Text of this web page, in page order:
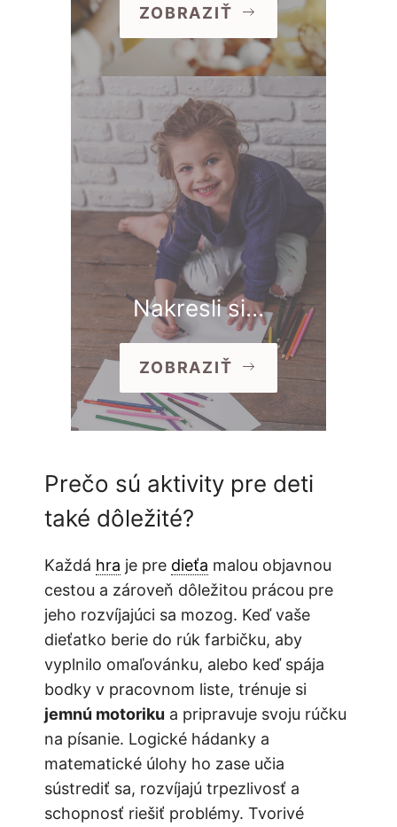
ZOBRAZIŤ
Nakresli si…
ZOBRAZIŤ
Prečo sú aktivity pre deti
také dôležité?
Každá hra je pre dieťa malou objavnou
cestou a zároveň dôležitou prácou pre
jeho rozvíjajúci sa mozog. Keď vaše
dieťatko berie do rúk farbičku, aby
vyplnilo omaľovánku, alebo keď spája
bodky v pracovnom liste, trénuje si
jemnú motoriku a pripravuje svoju rúčku
na písanie. Logické hádanky a
matematické úlohy ho zase učia
sústrediť sa, rozvíjajú trpezlivosť a
schopnosť riešiť problémy. Tvorivé